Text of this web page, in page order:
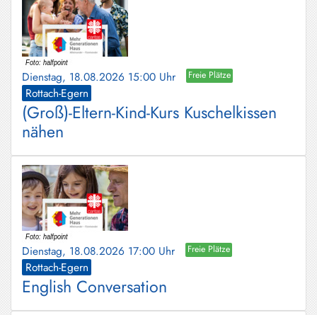
Dienstag, 18.08.2026 15:00 Uhr Freie Plätze
Rottach-Egern
(Groß)-Eltern-Kind-Kurs Kuschelkissen
nähen
Dienstag, 18.08.2026 17:00 Uhr Freie Plätze
Rottach-Egern
English Conversation